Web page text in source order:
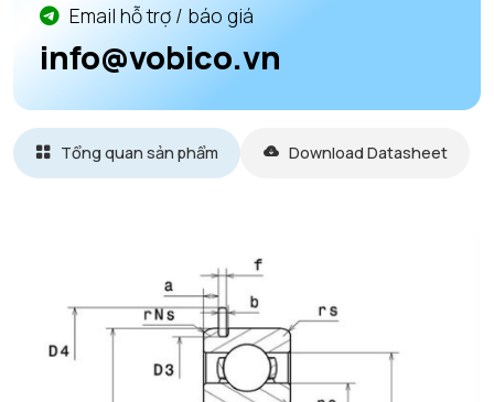
Email hỗ trợ / báo giá
info@vobico.vn
Tổng quan sản phẩm Download Datasheet